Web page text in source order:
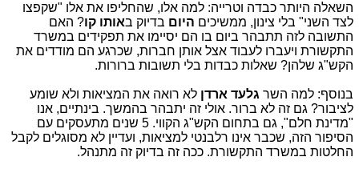
השאלה היותר כבדה וטרייה: למה אלו, שהחליפו את אלו "שקפצו
לצד השני" בלי צינון, ממשיכים היום בדיוק באותו קו? האם
התשובה לזה תתבהר ביום בו הם יסיימו את תפקידים במשרד
התקשורת ויעברו לעבוד אצל אותן חברות, שכרגע הם מודדים את
הקש"ג שלהן? שאלות כבדות בלי תשובות ברורות.
בנוסף: למה השר גלעד ארדן לא רואה את המציאות ולא שומע
לציבור? גם זה לא ברור. אולי זה יתבהר בהמשך. בינתיים, אנו
"מדינת חלם", גם בתחום הקש"ג הקווי. 5 שנים מתעסקים עם
הסיפור הזה, שכבר אינו רלבנטי למציאות, ועדיין לא מסוגלים לקבל
החלטות במשרד התקשורת. ככה זה בדיוק זה מתנהל.